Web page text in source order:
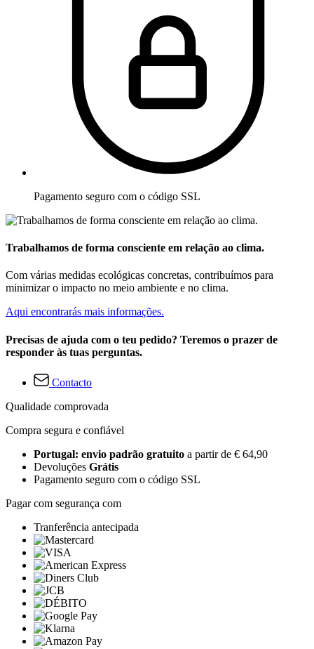
Pagamento seguro com o código SSL
Trabalhamos de forma consciente em relação ao clima.
Com várias medidas ecológicas concretas, contribuímos para
minimizar o impacto no meio ambiente e no clima.
Aqui encontrarás mais informações.
Precisas de ajuda com o teu pedido? Teremos o prazer de
responder às tuas perguntas.
Contacto
Qualidade comprovada
Compra segura e confiável
Portugal: envio padrão gratuito a partir de € 64,90
Devoluções Grátis
Pagamento seguro com o código SSL
Pagar com segurança com
Tranferência antecipada